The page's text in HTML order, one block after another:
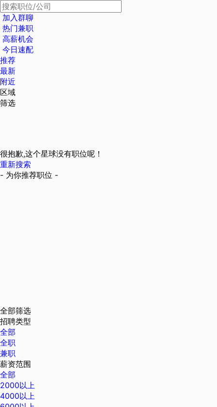
加入群聊
热门兼职
高薪机会
今日速配
推荐
最新
附近
区域
筛选
很抱歉,这个星球没有职位呢！
重新搜索
- 为你推荐职位 -
全部筛选
招聘类型
全部
全职
兼职
薪资范围
全部
2000以上
4000以上